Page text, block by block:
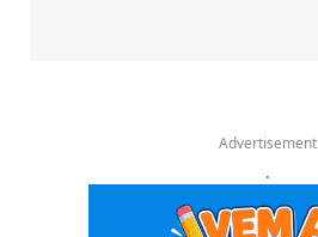
Advertisement
.